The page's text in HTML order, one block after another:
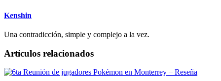
Kenshin
Una contradicción, simple y complejo a la vez.
Artículos relacionados